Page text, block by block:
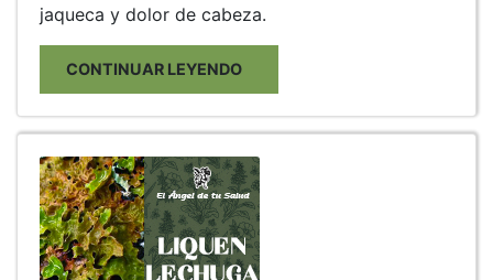
jaqueca y dolor de cabeza.
CONTINUAR LEYENDO